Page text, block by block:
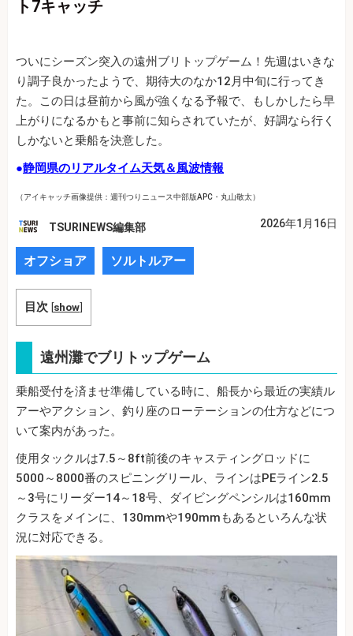
ト7キャッチ
ついにシーズン突入の遠州ブリトップゲーム！先週はいきな
り調子良かったようで、期待大のなか12月中旬に行ってき
た。この日は昼前から風が強くなる予報で、もしかしたら早
上がりになるかもと事前に知らされていたが、好調なら行く
しかないと乗船を決意した。
●静岡県のリアルタイム天気＆風波情報
（アイキャッチ画像提供：週刊つりニュース中部版APC・丸山敬太）
TSURINEWS編集部 2026年1月16日
オフショア ソルトルアー
目次 [show]
遠州灘でブリトップゲーム
乗船受付を済ませ準備している時に、船長から最近の実績ル
アーやアクション、釣り座のローテーションの仕方などにつ
いて案内があった。
使用タックルは7.5～8ft前後のキャスティングロッドに
5000～8000番のスピニングリール、ラインはPEライン2.5
～3号にリーダー14～18号、ダイビングペンシルは160mm
クラスをメインに、130mmや190mmもあるといろんな状
況に対応できる。